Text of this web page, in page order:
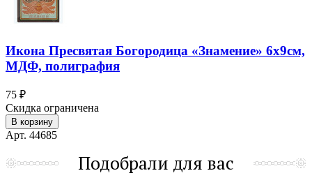
Икона Пресвятая Богородица «Знамение» 6х9см,
МДФ, полиграфия
75 ₽
Скидка ограничена
В корзину
Арт. 44685
Подобрали для вас